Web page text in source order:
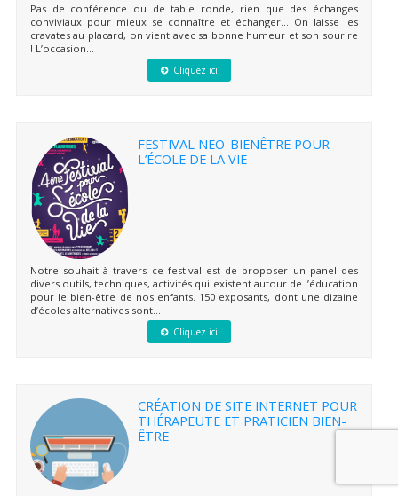
Pas de conférence ou de table ronde, rien que des échanges
conviviaux pour mieux se connaître et échanger… On laisse les
cravates au placard, on vient avec sa bonne humeur et son sourire
! L’occasion...
Cliquez ici
FESTIVAL NEO-BIENÊTRE POUR
L’ÉCOLE DE LA VIE
Notre souhait à travers ce festival est de proposer un panel des
divers outils, techniques, activités qui existent autour de l’éducation
pour le bien-être de nos enfants. 150 exposants, dont une dizaine
d’écoles alternatives sont...
Cliquez ici
CRÉATION DE SITE INTERNET POUR
THÉRAPEUTE ET PRATICIEN BIEN-
ÊTRE